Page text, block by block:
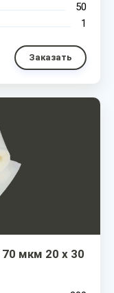
50
1
Заказать
мкм 20 х 30